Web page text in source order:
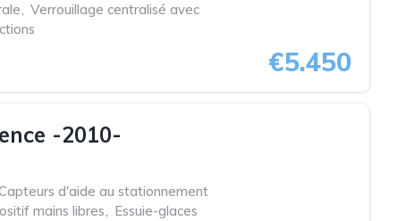
, Verrouillage centralisé avec
€5.450
-2010-
d'aide au stationnement
mains libres, Essuie-glaces